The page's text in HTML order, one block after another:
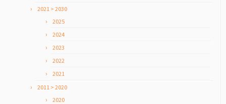
2021 > 2030
2025
2024
2023
2022
2021
2011 > 2020
2020